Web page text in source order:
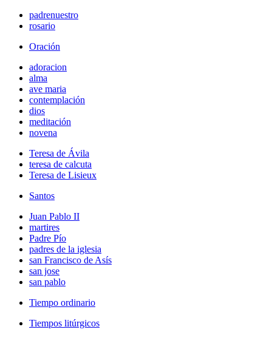
padrenuestro
rosario
Oración
adoracion
alma
ave maria
contemplación
dios
meditación
novena
Teresa de Ávila
teresa de calcuta
Teresa de Lisieux
Santos
Juan Pablo II
martires
Padre Pío
padres de la iglesia
san Francisco de Asís
san jose
san pablo
Tiempo ordinario
Tiempos litúrgicos